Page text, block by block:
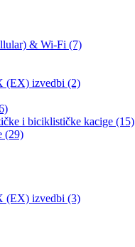
& Wi-Fi (7)
(EX) izvedbi (2)
i biciklističke kacige (15)
(29)
(EX) izvedbi (3)